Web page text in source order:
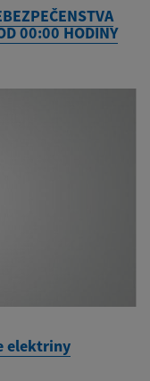
00:00 HODINY
elektriny